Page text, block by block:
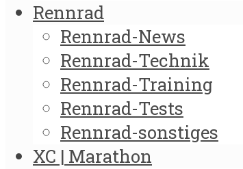
Rennrad
Rennrad-News
Rennrad-Technik
Rennrad-Training
Rennrad-Tests
Rennrad-sonstiges
XC | Marathon